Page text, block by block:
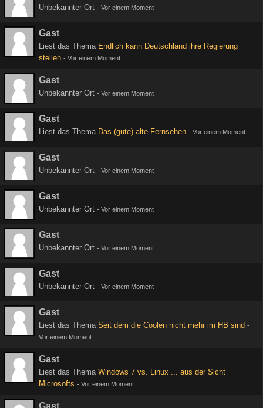
Unbekannter Ort - Vor einem Moment
Gast
Liest das Thema Endlich kann Deutschland ihre Regierung
stellen - Vor einem Moment
Gast
Unbekannter Ort - Vor einem Moment
Gast
Liest das Thema Das (gute) alte Fernsehen - Vor einem Moment
Gast
Unbekannter Ort - Vor einem Moment
Gast
Unbekannter Ort - Vor einem Moment
Gast
Unbekannter Ort - Vor einem Moment
Gast
Unbekannter Ort - Vor einem Moment
Gast
Liest das Thema Seit dem die Coolen nicht mehr im HB sind -
Vor einem Moment
Gast
Liest das Thema Windows 7 vs. Linux ... aus der Sicht
Microsofts - Vor einem Moment
Gast